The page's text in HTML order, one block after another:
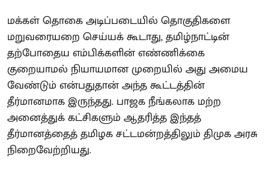
மக்கள் தொகை அடிப்படையில் தொகுதிகளை
மறுவரையறை செய்யக் கூடாது, தமிழ்நாட்டின்
தற்போதைய எம்பிக்களின் எண்ணிக்கை
குறையாமல் நியாயமான முறையில் அது அமைய
வேண்டும் என்பதுதான் அந்த கூட்டத்தின்
தீர்மானமாக இருந்தது. பாஜக நீங்கலாக மற்ற
அனைத்துக் கட்சிகளும் ஆதரித்த இந்தத்
தீர்மானத்தைத் தமிழக சட்டமன்றத்திலும் திமுக அரசு
நிறைவேற்றியது.